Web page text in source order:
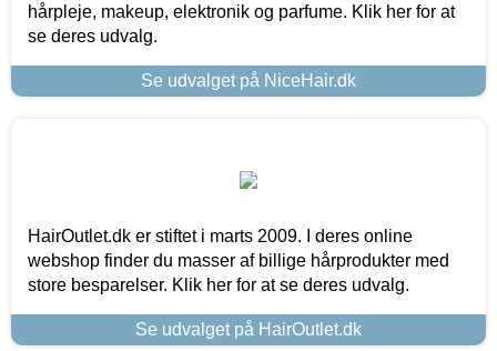
hårpleje, makeup, elektronik og parfume. Klik her for at
se deres udvalg.
Se udvalget på NiceHair.dk
HairOutlet.dk er stiftet i marts 2009. I deres online
webshop finder du masser af billige hårprodukter med
store besparelser. Klik her for at se deres udvalg.
Se udvalget på HairOutlet.dk